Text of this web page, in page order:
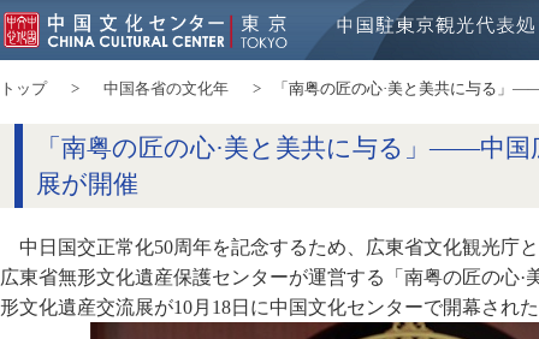
トップ 中国各省の文化年 「南粤の匠の心·美と美共に与る」
「南粤の匠の心·美と美共に与る」——中国
展が開催
中日国交正常化50周年を記念するため、広東省文化観光庁
広東省無形文化遺産保護センターが運営する「南粤の匠の心
形文化遺産交流展が10月18日に中国文化センターで開幕され